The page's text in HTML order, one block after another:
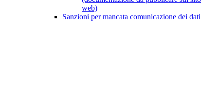
web)
Sanzioni per mancata comunicazione dei dati